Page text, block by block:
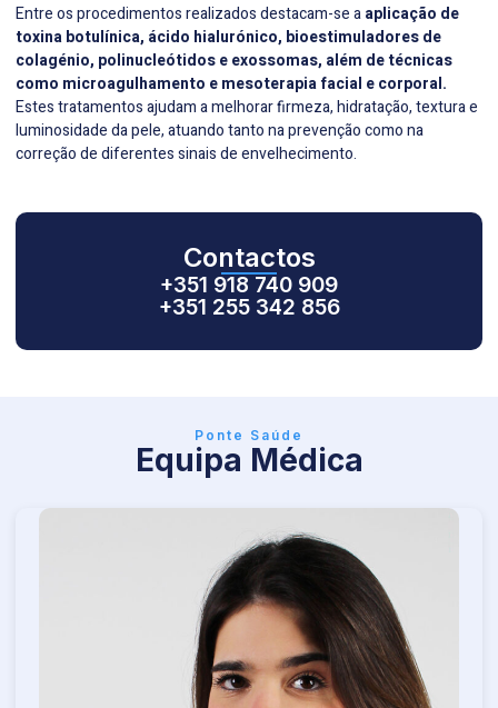
Entre os procedimentos realizados destacam-se aaplicação de
toxina botulínica, ácido hialurónico, bioestimuladores de
colagénio, polinucleótidos e exossomas, além de técnicas
como microagulhamento e mesoterapia facial e corporal.
Estes tratamentos ajudam a melhorar firmeza, hidratação, textura e
luminosidade da pele, atuando tanto na prevenção como na
correção de diferentes sinais de envelhecimento.
Contactos
+351 918 740 909
+351 255 342 856
Ponte Saúde
Equipa Médica